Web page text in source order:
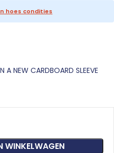
hoes condities
A NEW CARDBOARD SLEEVE
WINKELWAGEN